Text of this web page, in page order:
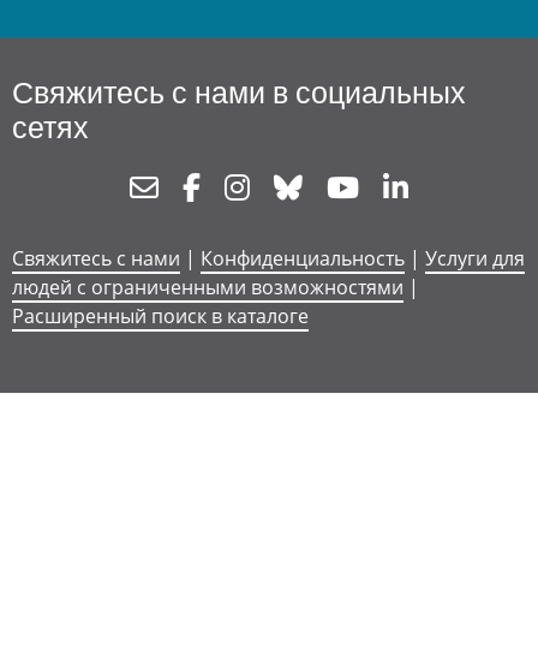
Свяжитесь с нами в социальных
сетях
NewsletterFacebookInstagram
Bluesky Youtube
Свяжитесь с нами | Конфиденциальность | Услуги для
людей с ограниченными возможностями |
Расширенный поиск в каталоге